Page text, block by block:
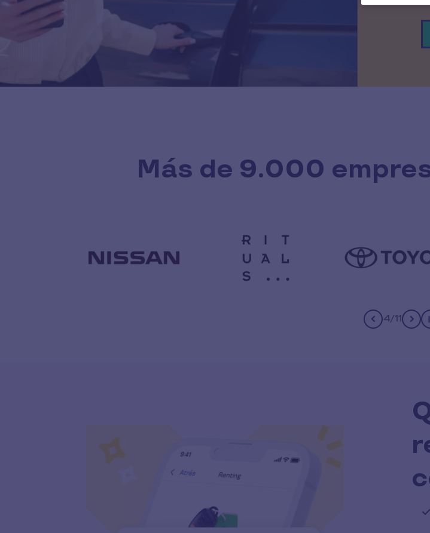
Más de 9.000
4/11